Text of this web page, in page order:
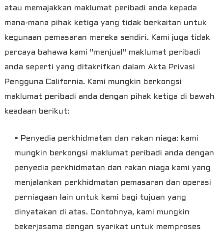
atau memajakkan maklumat peribadi anda kepada
mana-mana pihak ketiga yang tidak berkaitan untuk
kegunaan pemasaran mereka sendiri. Kami juga tidak
percaya bahawa kami "menjual" maklumat peribadi
anda seperti yang ditakrifkan dalam Akta Privasi
Pengguna California. Kami mungkin berkongsi
maklumat peribadi anda dengan pihak ketiga di bawah
keadaan berikut:
• Penyedia perkhidmatan dan rakan niaga: kami
mungkin berkongsi maklumat peribadi anda dengan
penyedia perkhidmatan dan rakan niaga kami yang
menjalankan perkhidmatan pemasaran dan operasi
perniagaan lain untuk kami bagi tujuan yang
dinyatakan di atas. Contohnya, kami mungkin
bekerjasama dengan syarikat untuk memproses